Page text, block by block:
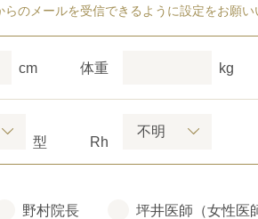
らのメールを受信できるように設定をお願い
cm 体重 kg
型 Rh
野村院長 坪井医師（女性医